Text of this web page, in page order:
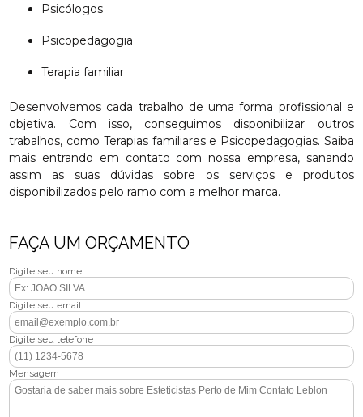
Psicólogos
Psicopedagogia
Terapia familiar
Desenvolvemos cada trabalho de uma forma profissional e
objetiva. Com isso, conseguimos disponibilizar outros
trabalhos, como Terapias familiares e Psicopedagogias. Saiba
mais entrando em contato com nossa empresa, sanando
assim as suas dúvidas sobre os serviços e produtos
disponibilizados pelo ramo com a melhor marca.
FAÇA UM ORÇAMENTO
Digite seu nome
Digite seu email
Digite seu telefone
Mensagem